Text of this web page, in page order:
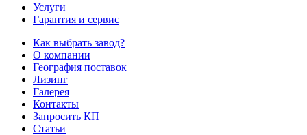
Услуги
Гарантия и сервис
Как выбрать завод?
О компании
География поставок
Лизинг
Галерея
Контакты
Запросить КП
Статьи